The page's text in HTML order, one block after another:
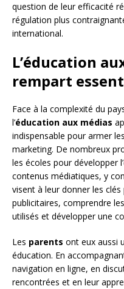
question de leur efficacité
régulation plus
international.
L’éducation
rempart
Face à la complexité du
l’éducation aux médias
indispensable pour armer
marketing. De nombreux
les écoles pour développer
contenus médiatiques, y
visent à leur donner les
publicitaires, comprendre
utilisés et développer une
Les parents ont eux aussi
éducation. En
navigation en ligne, en
rencontrées et en leur